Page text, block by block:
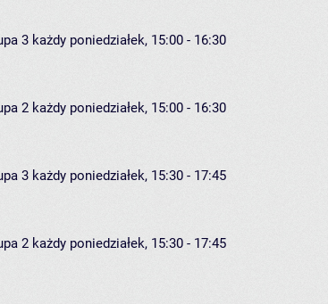
3 każdy poniedziałek, 15:00 - 16:30
2 każdy poniedziałek, 15:00 - 16:30
3 każdy poniedziałek, 15:30 - 17:45
2 każdy poniedziałek, 15:30 - 17:45